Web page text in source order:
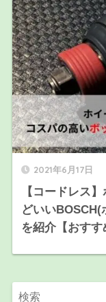
2021年6月17日
【コードレス
どいい
を紹介【おすす